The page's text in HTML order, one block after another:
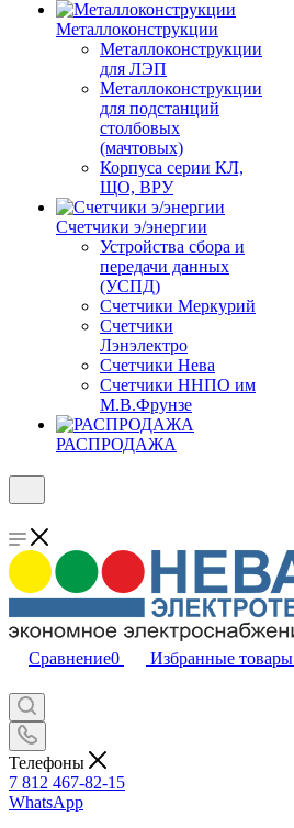
Металлоконструкции
Металлоконструкции
для ЛЭП
Металлоконструкции
для подстанций
столбовых
(мачтовых)
Корпуса серии КЛ,
ЩО, ВРУ
Счетчики э/энергии
Устройства сбора и
передачи данных
(УСПД)
Счетчики Меркурий
Счетчики
Лэнэлектро
Счетчики Нева
Счетчики ННПО им
М.В.Фрунзе
РАСПРОДАЖА
Сравнение0 Избранные товары
Телефоны
7 812 467-82-15
WhatsApp